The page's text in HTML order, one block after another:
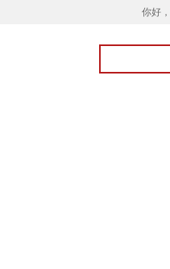
你好，